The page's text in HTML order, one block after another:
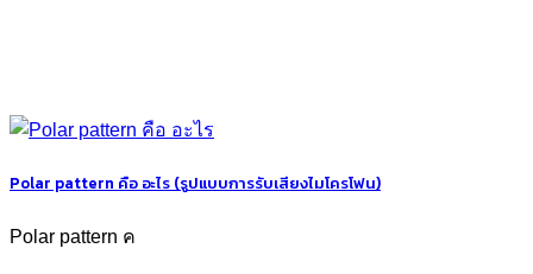
Polar pattern คือ อะไร (รูปแบบการรับเสียงไมโครโฟน)
Polar pattern ค